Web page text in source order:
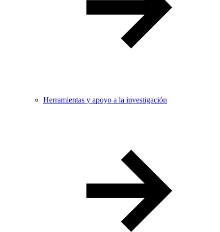
Herramientas y apoyo a la investigación